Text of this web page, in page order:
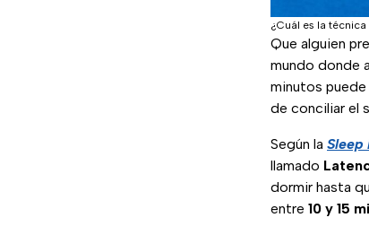
¿Cuál es la
Que alguien
mundo donde
minutos puede
de conciliar el
Según la Sleep
llamado
dormir hasta
entre 10 y 15